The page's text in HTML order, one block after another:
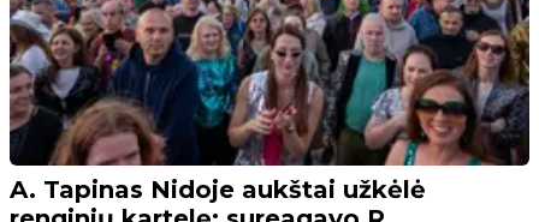
A. Tapinas Nidoje aukštai užkėlė